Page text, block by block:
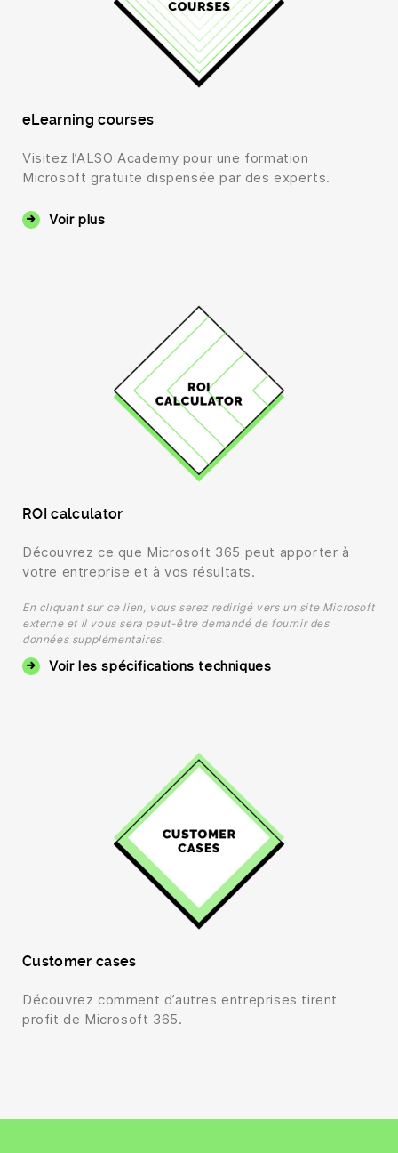
eLearning courses
Visitez l’ALSO Academy pour une formation
Microsoft gratuite dispensée par des experts.
Voir plus
ROI calculator
Découvrez ce que Microsoft 365 peut apporter à
votre entreprise et à vos résultats.
En cliquant sur ce lien, vous serez redirigé vers un site Microsoft
externe et il vous sera peut-être demandé de fournir des
données supplémentaires.
Voir les spécifications techniques
Customer cases
Découvrez comment d’autres entreprises tirent
profit de Microsoft 365.